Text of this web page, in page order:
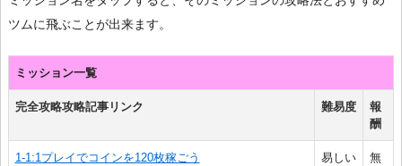
ツムに飛ぶことが出来ます。
ミッション一覧
完全攻略攻略記事リンク 難易度
報
酬
1-1:1プレイでコインを120枚稼ごう 易しい 無